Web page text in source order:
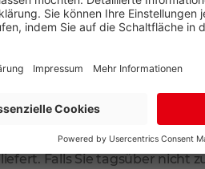
in unseren Filialen
Falls Sie tagsüber nicht